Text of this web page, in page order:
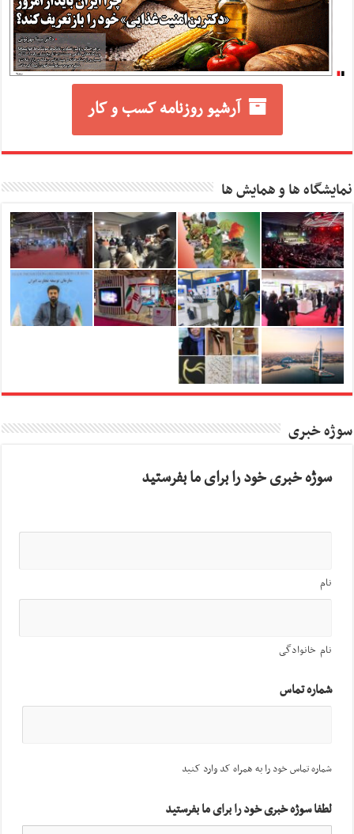
آرشیو روزنامه کسب و کار
نمایشگاه ها و همایش ها
سوژه خبری
سوژه خبری خود را برای ما بفرستید
نام
نام خانوادگی
شماره تماس
شماره تماس خود را به همراه کد وارد کنید
لطفا سوژه خبری خود را برای ما بفرستید